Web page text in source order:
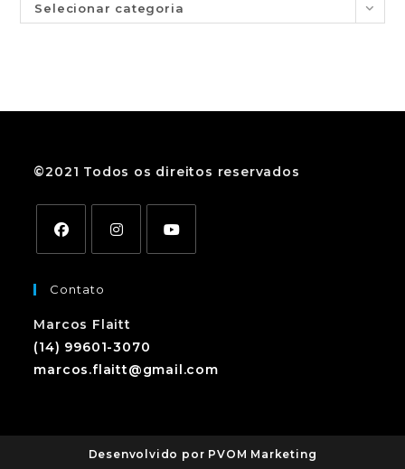
Selecionar categoria
©2021 Todos os direitos reservados
Contato
Marcos Flaitt
(14) 99601-3070
marcos.flaitt@gmail.com
Desenvolvido por PVOM Marketing